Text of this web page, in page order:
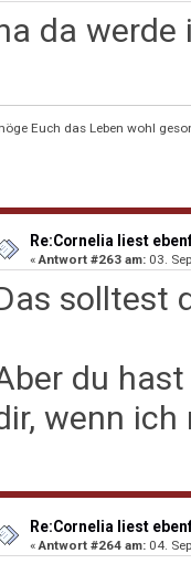
da
Euch das Leben wohl
Re:Cornelia liest
«Antwort #263 am: 03.
solltest
du
wenn
Re:Cornelia liest
«Antwort #264 am: 04.